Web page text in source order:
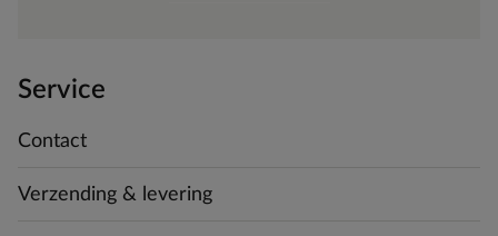
Service
Contact
Verzending & levering